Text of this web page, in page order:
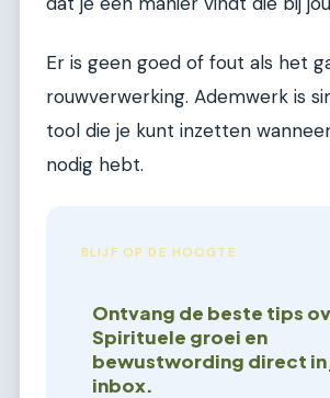
Er is geen goed of fout als het
rouwverwerking. Ademwerk is
tool die je kunt inzetten
nodig hebt.
BLIJF OP DE HOOGTE
Ontvang de beste tips
Spirituele groei en
bewustwording direct in
inbox.